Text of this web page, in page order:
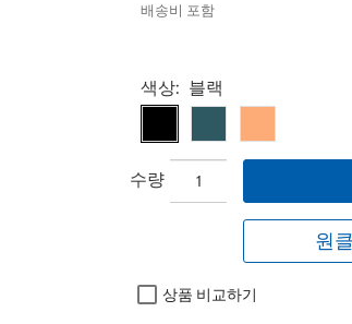
배송비 포함
Select product
색상: 블랙
수량
원
상품 비교하기